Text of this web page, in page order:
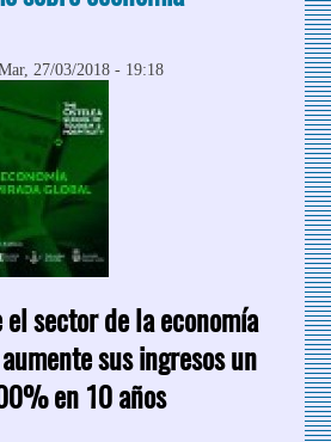
27/03/2018 - 19:18
el sector de la economía
sus ingresos un
en 10 años